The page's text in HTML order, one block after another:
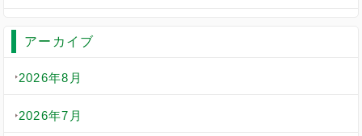
アーカイブ
2026年8月
2026年7月